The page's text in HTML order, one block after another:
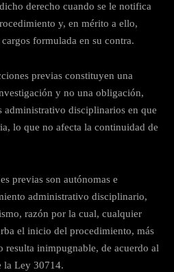
derecho cuando se le notifica
y, en mérito a ello,
formulada en su contra.
previas constituyen una
y no una obligación,
administrativo disciplinarios en que
lo que no afecta la continuidad de
previas son autónomas e
administrativo disciplinario,
razón por la cual, cualquier
el inicio del procedimiento, más
resulta inimpugnable, de acuerdo al
la Ley 30714.